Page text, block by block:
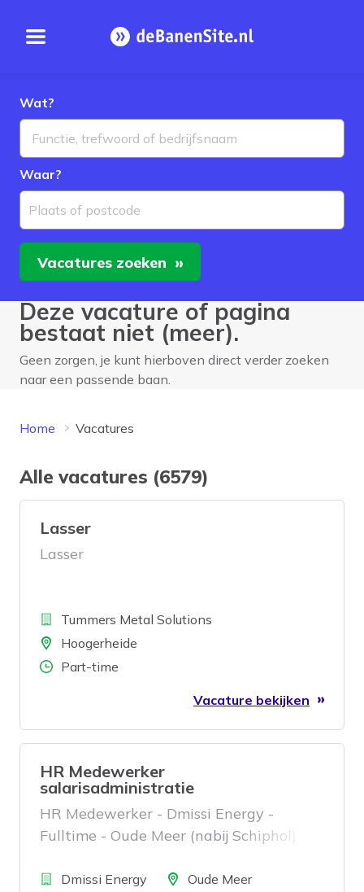
Open menu Homepage
Wat?
Waar?
Plaats of postcode
Vacatures zoeken
Deze vacature of pagina
bestaat niet (meer).
Geen zorgen, je kunt hierboven direct verder zoeken
naar een passende baan.
Home Vacatures
Alle vacatures (6579)
Lasser
Lasser
BedrijfTummers Metal Solutions
LocatieHoogerheide
Aantal uren
Part-time
Vacature bekijken
HR Medewerker
salarisadministratie
HR Medewerker - Dmissi Energy -
Fulltime - Oude Meer (nabij Schiphol)
BedrijfDmissi Energy LocatieOude Meer